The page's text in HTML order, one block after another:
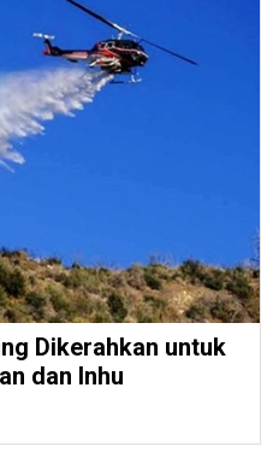
Dikerahkan untuk
dan Inhu